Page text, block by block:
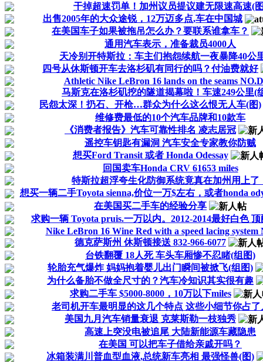
干掉超速罚单！加州议员提议建无限速高速(
出售2005年的大众途锐，12万迈多点,车在中国城
在美国车子如果被拖吊怎么办？要联系谁拿车？
通用汽车表示，准备裁员4000人
天冷别开特斯拉：车主们抱怨续航一夜暴降40公
四号从休斯顿开车去洛杉矶有同行的吗？付油费就好
Athletic Nike LeBron 16 lands on the seams
马斯克在洛杉矶挖的隧道揭幕啦！车速249公里(
民怨太深！扔石、开枪…群众为什么这么恨无人车(图)
维修费最低的10个汽车品牌和10款车
《消费者报告》汽车可靠性排名 凌志居冠
遥控车钥匙有漏洞 汽车安全专家教你防贼
想买Ford Transit 或者 Honda Odessay
回国卖车Honda CRV 61653 miles
特斯拉超浮夸生化防御系统竟真在加州用上了
想买一辆二手Toyota sienna,价位一万$左右，或者honda
在美国买二手车的经验分享
求购一辆 Toyota pruis.一万以内。2012-2014最好白色 顶
Nike LeBron 16 Wine Red with a speed lacing system
️德克萨斯州 休斯顿接送️ 832-966-6077
台铁翻覆 18人死 车头车厢惨不忍睹(组图)
轮胎充气爆炸 妈妈抱着婴儿出门瞬间被掀飞(组图)
为什么备胎不做全尺寸的？汽车冷知识其实很有趣
求购二手车 $5000-8000，10万以下miles
老司机开车最明显的这几个特点 这些小细节你占了
美国九月汽车销量衰退 克莱斯勒一枝独秀
高速上突没电被追尾 大陆新能源车藏隐患
在美国 可以把车子借给亲戚开吗？
冰箱装满川普血型血液,总统新车亮相 最强怪兽(图)